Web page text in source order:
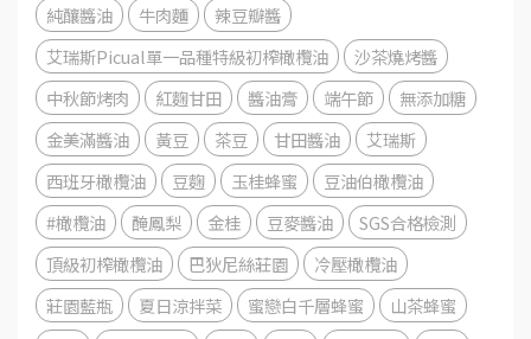
純釀醬油
牛肉麵
辣豆瓣醬
艾瑞斯Picual單一品種特級初榨橄欖油
沙茶燒烤醬
中秋節烤肉
紅麴甘田 醬油膏 端午節
無添加糖
金美滿醬油
黃豆 茶豆 甘田醬油
艾瑞斯
西班牙橄欖油
豆麴 玉桂蜂蜜
豆油伯橄欖油
#橄欖油
醃鳳梨 金桂 豆麥醬油
SGS合格檢測
頂級初榨橄欖油
巴狄尼絲莊園
冷壓橄欖油
莊園藍瓶
夏日涼拌菜 蜜戀白千層蜂蜜
山茶蜂蜜